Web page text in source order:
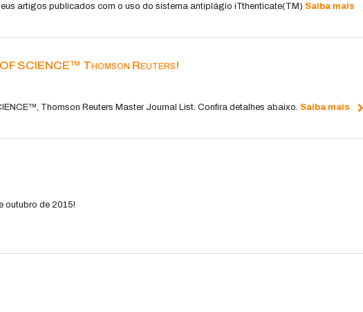
artigos publicados com o uso do sistema antiplágio iTthenticate(TM) Saiba mais
SCIENCE™ Thomson Reuters!
Thomson Reuters Master Journal List. Confira detalhes abaixo. Saiba mais
outubro de 2015!